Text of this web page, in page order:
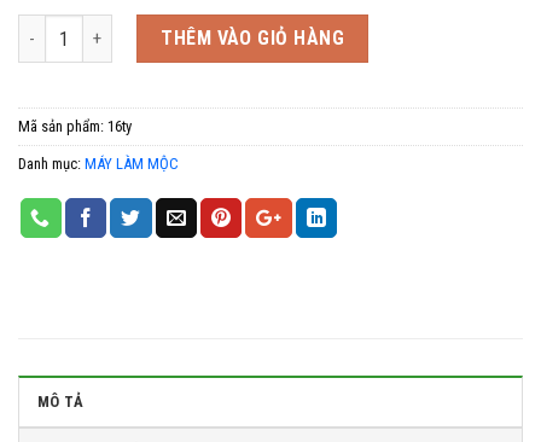
Số lượng THÊM VÀO GIỎ HÀNG
Mã sản phẩm: 16ty
Danh mục: MÁY LÀM MỘC
MÔ TẢ